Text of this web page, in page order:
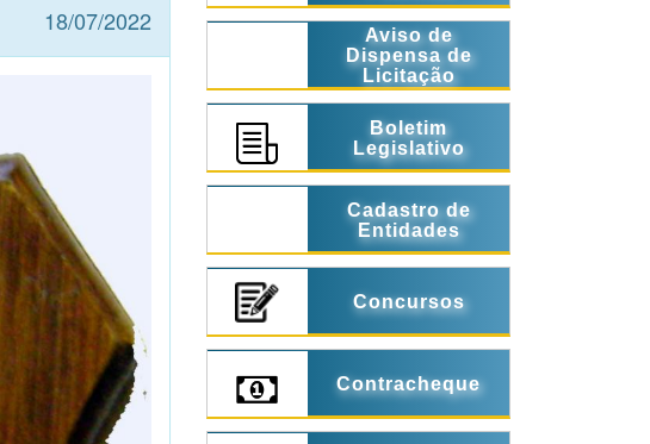
18/07/2022
Aviso de
Dispensa de
Licitação
Boletim
Legislativo
Cadastro de
Entidades
Concursos
Contracheque